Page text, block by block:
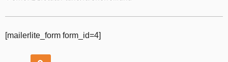
[mailerlite_form form_id=4]